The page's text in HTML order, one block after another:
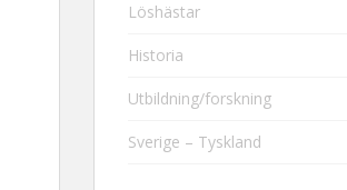
Löshästar
Historia
Utbildning/forskning
Sverige – Tyskland